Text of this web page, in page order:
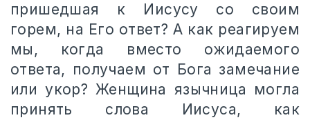
пришедшая к Иисусу со своим
горем, на Его ответ? А как реагируем
мы, когда вместо ожидаемого
ответа, получаем от Бога замечание
или укор? Женщина язычница могла
принять слова Иисуса, как